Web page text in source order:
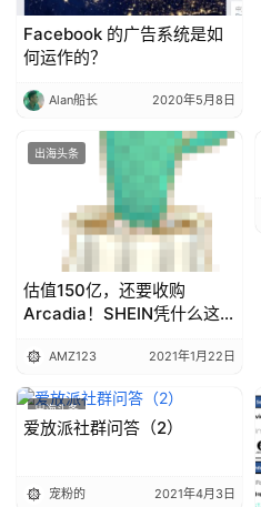
Facebook 的广告系统是如
何运作的？
Alan船长 2020年5月8日
出海头条
估值150亿，还要收购
Arcadia！SHEIN凭什么这
AMZ123 2021年1月22日
出海头条
爱放派社群问答（2）
宠粉的 2021年4月3日